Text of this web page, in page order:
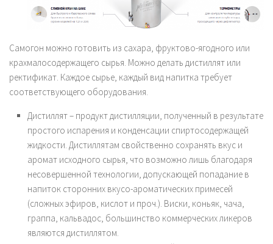
Самогон можно готовить из сахара, фруктово-ягодного или
крахмалосодержащего сырья. Можно делать дистиллят или
ректификат. Каждое сырье, каждый вид напитка требует
соответствующего оборудования.
Дистиллят – продукт дистилляции, полученный в результате
простого испарения и конденсации спиртосодержащей
жидкости. Дистиллятам свойственно сохранять вкус и
аромат исходного сырья, что возможно лишь благодаря
несовершенной технологии, допускающей попадание в
напиток сторонних вкусо-ароматических примесей
(сложных эфиров, кислот и проч.). Виски, коньяк, чача,
граппа, кальвадос, большинство коммерческих ликеров
являются дистиллятом.